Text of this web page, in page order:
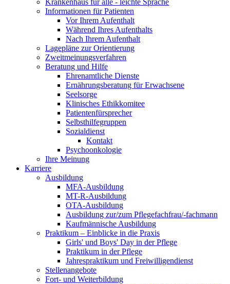
Krankenhaus für alle - leichte Sprache
Informationen für Patienten
Vor Ihrem Aufenthalt
Während Ihres Aufenthalts
Nach Ihrem Aufenthalt
Lagepläne zur Orientierung
Zweitmeinungsverfahren
Beratung und Hilfe
Ehrenamtliche Dienste
Ernährungsberatung für Erwachsene
Seelsorge
Klinisches Ethikkomitee
Patientenfürsprecher
Selbsthilfegruppen
Sozialdienst
Kontakt
Psychoonkologie
Ihre Meinung
Karriere
Ausbildung
MFA-Ausbildung
MT-R-Ausbildung
OTA-Ausbildung
Ausbildung zur/zum Pflegefachfrau/-fachmann
Kaufmännische Ausbildung
Praktikum – Einblicke in die Praxis
Girls' und Boys' Day in der Pflege
Praktikum in der Pflege
Jahrespraktikum und Freiwilligendienst
Stellenangebote
Fort- und Weiterbildung